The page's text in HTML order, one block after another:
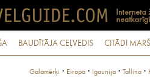
BAUDĪTĀJA CEĻVEDIS CITĀDI
Galamērķi · Eiropa · Igaunija · Tallina ·